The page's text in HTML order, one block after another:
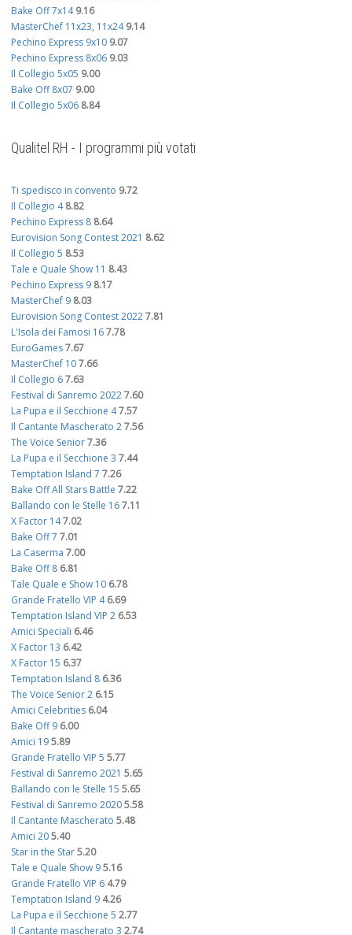
Bake Off 7x14 9.16
MasterChef 11x23, 11x24 9.14
Pechino Express 9x10 9.07
Pechino Express 8x06 9.03
Il Collegio 5x05 9.00
Bake Off 8x07 9.00
Il Collegio 5x06 8.84
Qualitel RH - I programmi più votati
Ti spedisco in convento 9.72
Il Collegio 4 8.82
Pechino Express 8 8.64
Eurovision Song Contest 2021 8.62
Il Collegio 5 8.53
Tale e Quale Show 11 8.43
Pechino Express 9 8.17
MasterChef 9 8.03
Eurovision Song Contest 20227.81
L'Isola dei Famosi 167.78
EuroGames7.67
MasterChef 107.66
Il Collegio 67.63
Festival di Sanremo 20227.60
La Pupa e il Secchione 47.57
Il Cantante Mascherato 27.56
The Voice Senior7.36
La Pupa e il Secchione 3 7.44
Temptation Island 7 7.26
Bake Off All Stars Battle 7.22
Ballando con le Stelle 167.11
X Factor 147.02
Bake Off 7 7.01
La Caserma 7.00
Bake Off 8 6.81
Tale Quale e Show 10 6.78
Grande Fratello VIP 4 6.69
Temptation Island VIP 2 6.53
Amici Speciali 6.46
X Factor 13 6.42
X Factor 15 6.37
Temptation Island 8 6.36
The Voice Senior 2 6.15
Amici Celebrities 6.04
Bake Off 9 6.00
Amici 195.89
Grande Fratello VIP 5 5.77
Festival di Sanremo 2021 5.65
Ballando con le Stelle 15 5.65
Festival di Sanremo 20205.58
Il Cantante Mascherato 5.48
Amici 205.40
Star in the Star5.20
Tale e Quale Show 95.16
Grande Fratello VIP 6 4.79
Temptation Island 9 4.26
La Pupa e il Secchione 5 2.77
Il Cantante mascherato 3 2.74